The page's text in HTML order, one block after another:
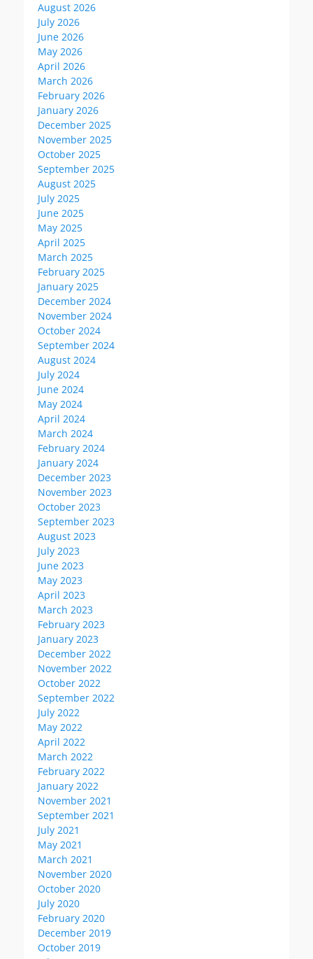
August 2026
July 2026
June 2026
May 2026
April 2026
March 2026
February 2026
January 2026
December 2025
November 2025
October 2025
September 2025
August 2025
July 2025
June 2025
May 2025
April 2025
March 2025
February 2025
January 2025
December 2024
November 2024
October 2024
September 2024
August 2024
July 2024
June 2024
May 2024
April 2024
March 2024
February 2024
January 2024
December 2023
November 2023
October 2023
September 2023
August 2023
July 2023
June 2023
May 2023
April 2023
March 2023
February 2023
January 2023
December 2022
November 2022
October 2022
September 2022
July 2022
May 2022
April 2022
March 2022
February 2022
January 2022
November 2021
September 2021
July 2021
May 2021
March 2021
November 2020
October 2020
July 2020
February 2020
December 2019
October 2019